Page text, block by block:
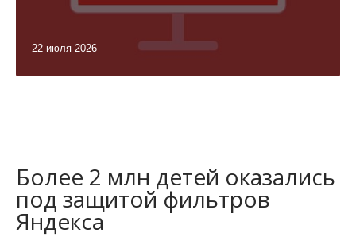
22 июля 2026
Более 2 млн детей оказались
под защитой фильтров
Яндекса